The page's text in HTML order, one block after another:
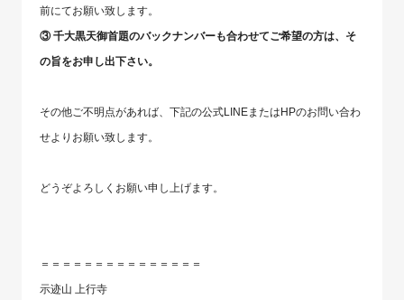
前にてお願い致します。⁡
③ 千大黒天御首題のバックナンバーも合わせてご希望の方は、そ
の旨をお申し出下さい。
その他ご不明点があれば、下記の⁡公式LINEまたはHPのお問い合わ
せよりお願い致します。
どうぞよろしくお願い申し上げます。
＝＝＝＝＝＝＝＝＝＝＝＝＝＝＝
示迹山 上行寺